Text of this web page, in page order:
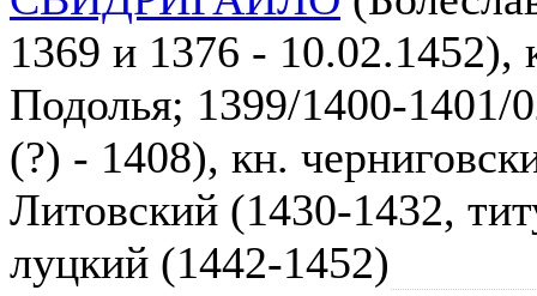
1369 и 1376 - 10.02.1452),
Подолья; 1399/1400-1401/
(?) - 1408), кн.
Литовский (1430-1432,
луцкий (1442-1452)